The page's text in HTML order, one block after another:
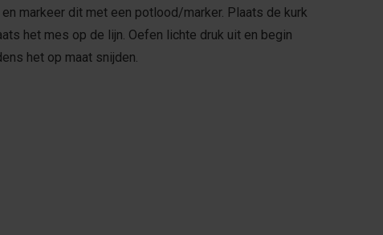
markeer dit met een potlood/marker. Plaats de kurk
het mes op de lijn. Oefen lichte druk uit en begin
het op maat snijden.